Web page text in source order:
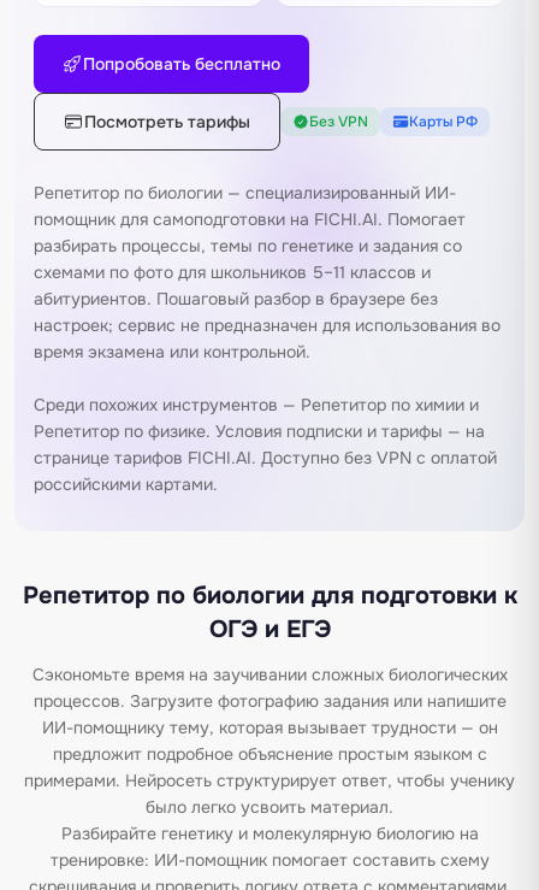
Попробовать бесплатно
Посмотреть тарифы Без VPN Карты РФ
Репетитор по биологии — специализированный ИИ-
помощник для самоподготовки на FICHI.AI. Помогает
разбирать процессы, темы по генетике и задания со
схемами по фото для школьников 5–11 классов и
абитуриентов. Пошаговый разбор в браузере без
настроек; сервис не предназначен для использования во
время экзамена или контрольной.
Среди похожих инструментов — Репетитор по химии и
Репетитор по физике. Условия подписки и тарифы — на
странице тарифов FICHI.AI. Доступно без VPN с оплатой
российскими картами.
Репетитор по биологии для подготовки к
ОГЭ и ЕГЭ
Сэкономьте время на заучивании сложных биологических
процессов. Загрузите фотографию задания или напишите
ИИ-помощнику тему, которая вызывает трудности — он
предложит подробное объяснение простым языком с
примерами. Нейросеть структурирует ответ, чтобы ученику
было легко усвоить материал.
Разбирайте генетику и молекулярную биологию на
тренировке: ИИ-помощник помогает составить схему